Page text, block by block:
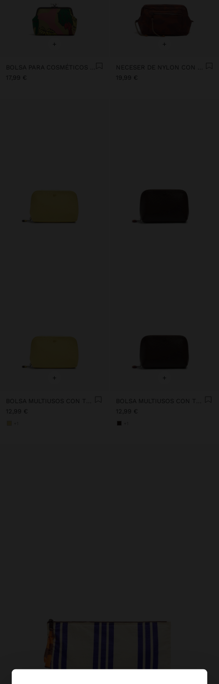
+
17,99 €
+
19,99 €
+
BOLSA MULTIUSOS CON TEXTURA
12,99 €
+
BOLSA MULTIUSOS CON TEXTURA
12,99 €